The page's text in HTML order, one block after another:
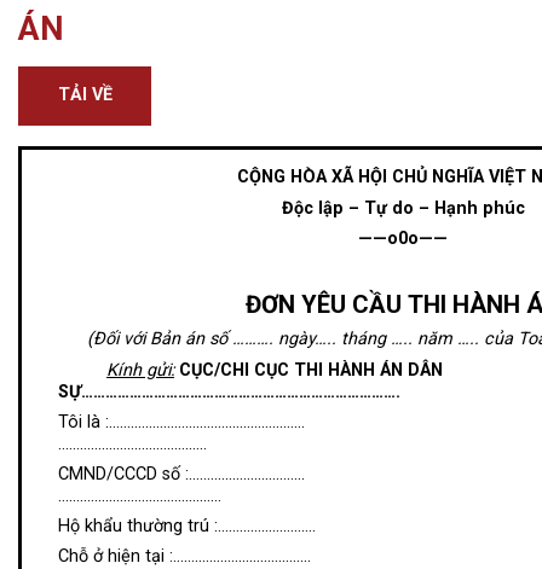
ÁN
TẢI VỀ
CỘNG HÒA XÃ HỘI CHỦ NGHĨA VIỆT
Độc lập – Tự do – Hạnh phúc
——o0o——
ĐƠN YÊU CẦU THI HÀNH
(Đối với Bản án số………. ngày….. tháng ….. năm ….. của
Kính gửi: CỤC/CHI CỤC THI HÀNH ÁN DÂN
SỰ…………………………………………………………………….
Tôi là :………………………………………………
…………………………………..
CMND/CCCD số :…………………………..
………………………………………
Hộ khẩu thường trú :………………………
Chỗ ở hiện tại :………………………………..